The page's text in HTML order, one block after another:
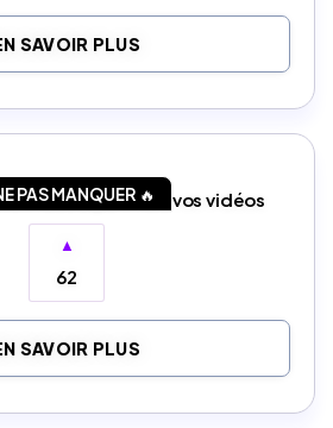
SAVOIR PLUS
PAS MANQUER 🔥
viraux à partir de vos vidéos
▲
62
SAVOIR PLUS